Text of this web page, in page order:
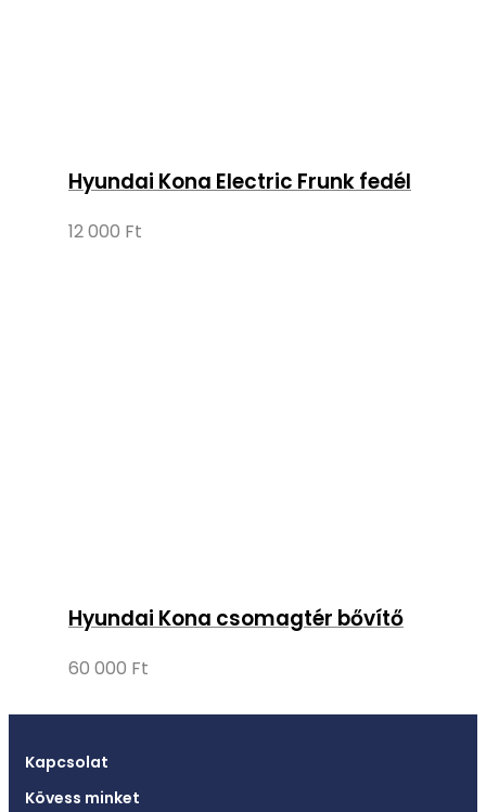
Hyundai Kona Electric Frunk fedél
12 000 Ft
Hyundai Kona csomagtér bővítő
60 000 Ft
Kapcsolat
Kövess minket